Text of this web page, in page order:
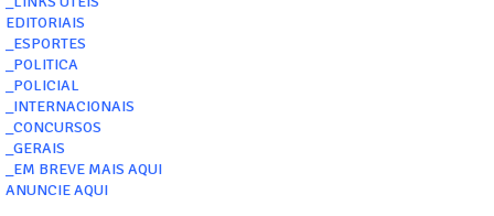
EDITORIAIS
_ESPORTES
_POLITICA
_POLICIAL
_INTERNACIONAIS
_CONCURSOS
_GERAIS
_EM BREVE MAIS AQUI
ANUNCIE AQUI